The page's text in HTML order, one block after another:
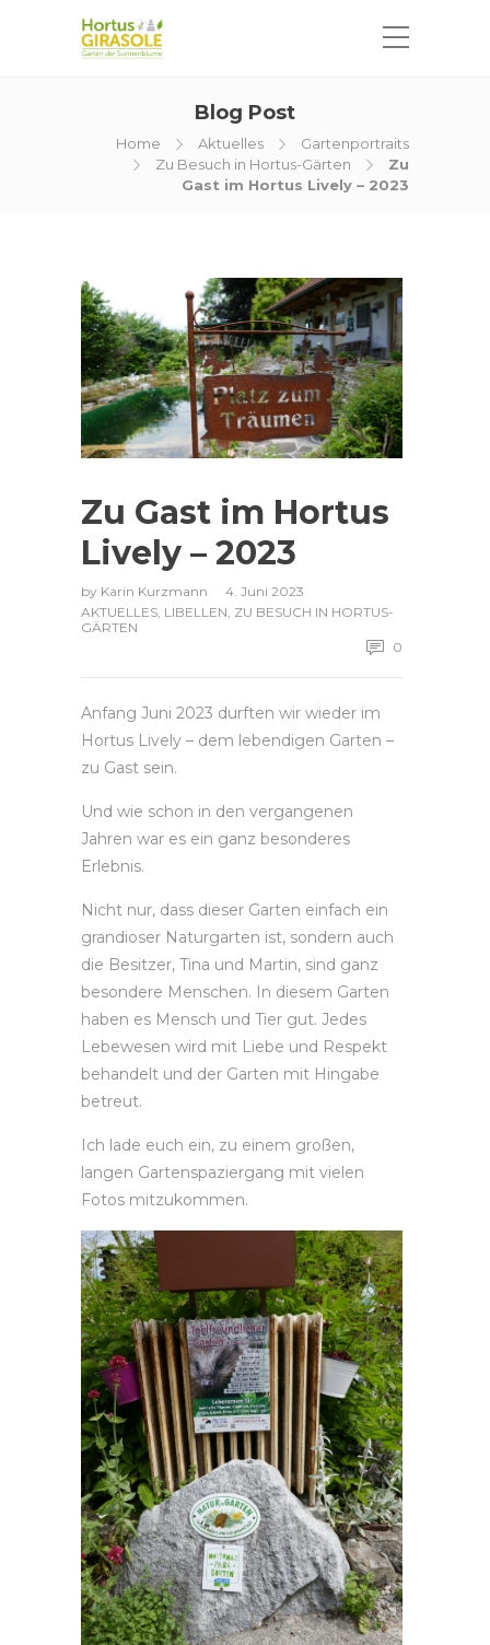
Blog Post
Home Aktuelles
Gartenportraits
Zu Besuch in Hortus-Gärten
Zu
Gast im Hortus Lively – 2023
Zu Gast im Hortus
Lively – 2023
by Karin Kurzmann
4. Juni 2023
AKTUELLES, LIBELLEN, ZU BESUCH IN HORTUS-
GÄRTEN
0
Anfang Juni 2023 durften wir wieder im
Hortus Lively – dem lebendigen Garten –
zu Gast sein.
Und wie schon in den vergangenen
Jahren war es ein ganz besonderes
Erlebnis.
Nicht nur, dass dieser Garten einfach ein
grandioser Naturgarten ist, sondern auch
die Besitzer, Tina und Martin, sind ganz
besondere Menschen. In diesem Garten
haben es Mensch und Tier gut. Jedes
Lebewesen wird mit Liebe und Respekt
behandelt und der Garten mit Hingabe
betreut.
Ich lade euch ein, zu einem großen,
langen Gartenspaziergang mit vielen
Fotos mitzukommen.